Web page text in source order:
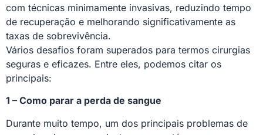
com técnicas minimamente invasivas, reduzindo tempo
de recuperação e melhorando significativamente as
taxas de sobrevivência.
Vários desafios foram superados para termos cirurgias
seguras e eficazes. Entre eles, podemos citar os
principais:
1 – Como parar a perda de sangue
Durante muito tempo, um dos principais problemas de